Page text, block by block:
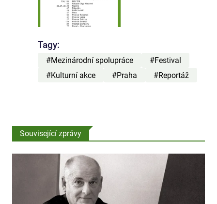
Tagy:
#Mezinárodní spolupráce
#Festival
#Kulturní akce
#Praha #Reportáž
Související zprávy